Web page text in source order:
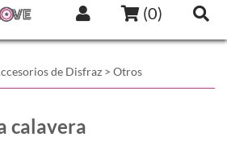
(0)
de Disfraz > Otros
calavera